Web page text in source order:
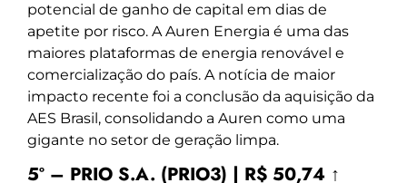
potencial de ganho de capital em dias de
apetite por risco. A Auren Energia é uma das
maiores plataformas de energia renovável e
comercialização do país. A notícia de maior
impacto recente foi a conclusão da aquisição da
AES Brasil, consolidando a Auren como uma
gigante no setor de geração limpa.
5º – PRIO S.A. (PRIO3) | R$ 50,74 ↑